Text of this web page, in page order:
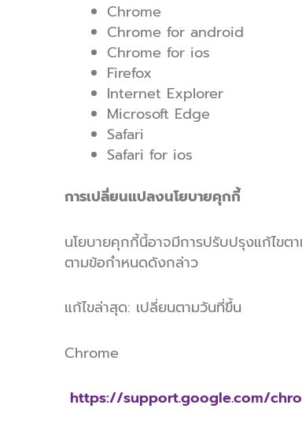
Chrome
Chrome for android
Chrome for ios
Firefox
Internet Explorer
Microsoft Edge
Safari
Safari for ios
การเปลี่ยนแปลงนโยบายคุกกี้
นโยบายคุกกี้นี้อาจมีการปรับปรุงแก้ไขตา
ตามข้อกำหนดดังกล่าว
แก้ไขล่าสุด: เปลี่ยนตามวันที่ขึ้น
Chrome
https://support.google.com/